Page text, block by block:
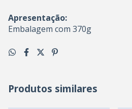
Apresentação:
Embalagem com 370g
Produtos similares